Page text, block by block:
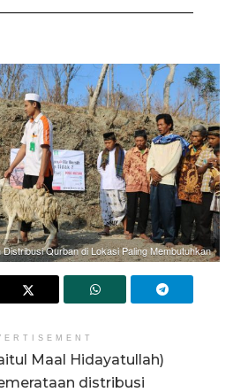
Qurban di Lokasi Paling Membutuhkan
Maal Hidayatullah)
distribusi